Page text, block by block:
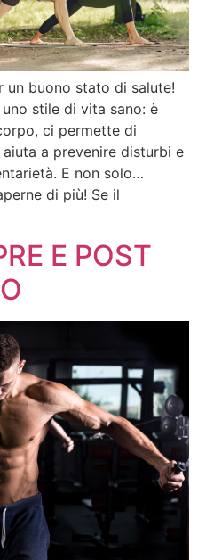
un buono stato di salute!
stile di vita sano: è
ci permette di
a prevenire disturbi e
E non solo…
di più! Se il
E POST